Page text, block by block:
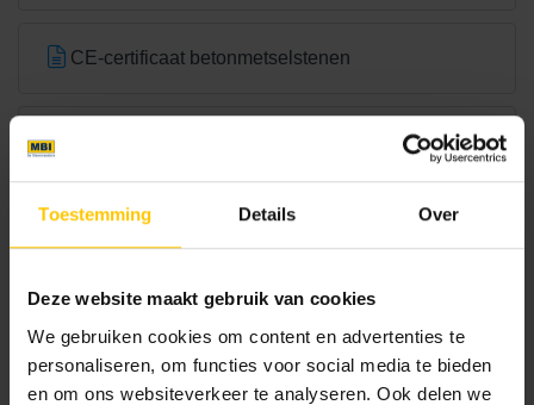
Toestemming Details Over
Deze website maakt gebruik van cookies
We gebruiken cookies om content en advertenties te
personaliseren, om functies voor social media te bieden
en om ons websiteverkeer te analyseren. Ook delen we
Bright Green
CE-certificaat betonmetselstenen
MBI0026-001D: GeoStylistix ReUsed 595x95x40
Brochures
Bouwassortiment
Bekijk